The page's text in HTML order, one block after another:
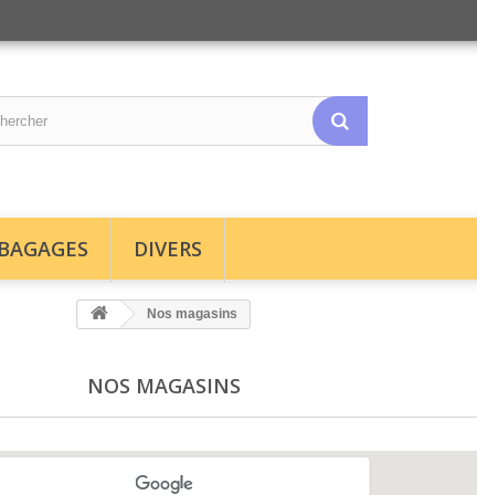
DIVERS
Nos magasins
NOS MAGASINS